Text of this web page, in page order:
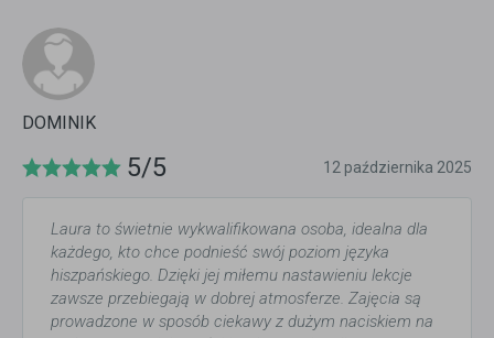
DOMINIK
5/5 12 października 2025
Laura to świetnie wykwalifikowana osoba, idealna dla
każdego, kto chce podnieść swój poziom języka
hiszpańskiego. Dzięki jej miłemu nastawieniu lekcje
zawsze przebiegają w dobrej atmosferze. Zajęcia są
prowadzone w sposób ciekawy z dużym naciskiem na